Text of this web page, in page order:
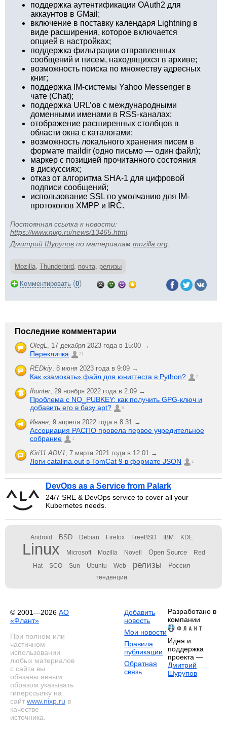
поддержка аутентификации OAuth2 для
аккаунтов в GMail;
включение в поставку календаря Lightning в
виде расширения, которое включается
опцией в настройках;
поддержка фильтрации отправленных
сообщений и писем, находящихся в архиве;
возможность поиска по множеству адресных
книг;
поддержка IM-системы Yahoo Messenger в
чате (Chat);
поддержка URL’ов с международными
доменными именами в RSS-каналах;
отображение расширенных столбцов в
области окна с каталогами;
возможность локального хранения писем в
формате maildir (одно письмо — один файл);
маркер с позицией прочитанного состояния
в дискуссиях;
отказ от алгоритма SHA-1 для цифровой
подписи сообщений;
использование SSL по умолчанию для IM-
протоколов XMPP и IRC.
Постоянная ссылка к новости:
https://www.nixp.ru/news/13465.html.
Дмитрий Шурупов по материалам mozilla.org
Mozilla, Thunderbird, почта, релизы
Комментировать (0)
Последние комментарии
OlegL, 17 декабря 2023 года в 15:00 →
Перекличка 21
REDkiy, 8 июня 2023 года в 9:09 →
Как «замокать» файл для юниттеста в Python? 2
fhunter, 29 ноября 2022 года в 2:09 →
Проблема с NO_PUBKEY: как получить GPG-ключ и
добавить его в базу apt?
6
Иванн, 9 апреля 2022 года в 8:31 →
Ассоциация РАСПО провела первое учредительное
собрание
1
Kiri11.ADV1, 7 марта 2021 года в 12:01 →
Логи catalina.out в TomCat 9 в формате JSON 1
DevOps as a Service from Palark
24/7 SRE & DevOps service to cover all your
Kubernetes needs.
Android BSD Debian Firefox FreeBSD IBM KDE
Linux Microsoft Mozilla Novell Open Source Red
Hat SCO Sun Ubuntu Web релизы Россия
тенденции
© 2001—2026 АО
«Флант»
При полном или
частичном
использовании
любых материалов
с сайта вы
обязаны явным
образом указывать
гиперссылку на
сайт www.nixp.ru в
качестве
источника.
Добавить
новость
Мои новости
Правила
публикации
Обратная
связь
Разработано в
компании
Идея и
поддержка
проекта —
Дмитрий
Шурупов